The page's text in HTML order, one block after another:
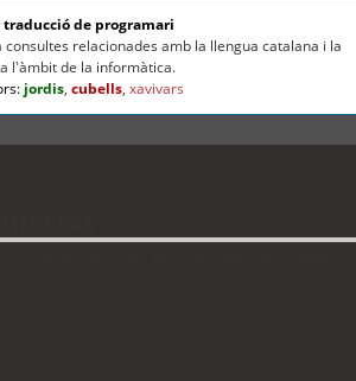
traducció de programari
consultes relacionades amb la llengua catalana i la
l'àmbit de la informàtica.
jordis,cubells,xavivars